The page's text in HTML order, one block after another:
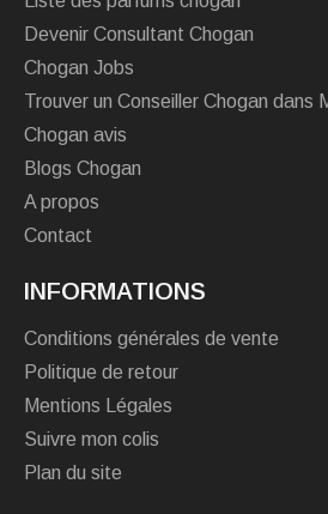
Devenir Consultant Chogan
Chogan Jobs
Trouver un Conseiller Chogan dans
Chogan avis
Blogs Chogan
A propos
Contact
INFORMATIONS
Conditions générales de vente
Politique de retour
Mentions Légales
Suivre mon colis
Plan du site